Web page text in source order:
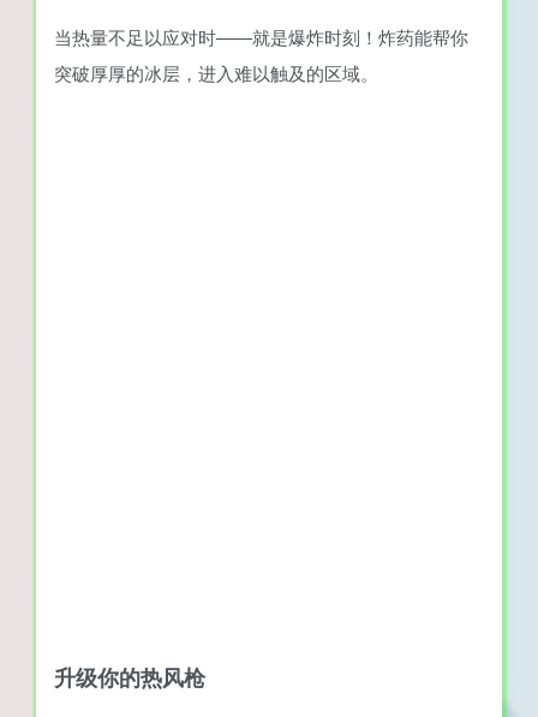
当热量不足以应对时——就是爆炸时刻！炸药能帮你
突破厚厚的冰层，进入难以触及的区域。
升级你的热风枪